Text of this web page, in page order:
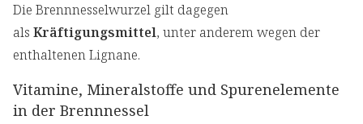
Die Brennnesselwurzel gilt dagegen
als Kräftigungsmittel, unter anderem wegen der
enthaltenen Lignane.
Vitamine, Mineralstoffe und Spurenelemente
in der Brennnessel